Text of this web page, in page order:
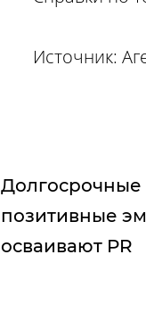
Источник:
позитивные
осваивают PR